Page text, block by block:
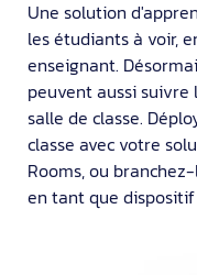
Une solution
les étudiants à voir,
enseignant.
peuvent aussi
salle de classe.
classe avec votre
Rooms, ou
en tant que dispositif